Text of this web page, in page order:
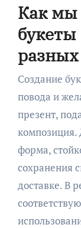
Как мы
разных
Создание
повода и
презент,
композиция.
форма,
сохранения
доставке. В